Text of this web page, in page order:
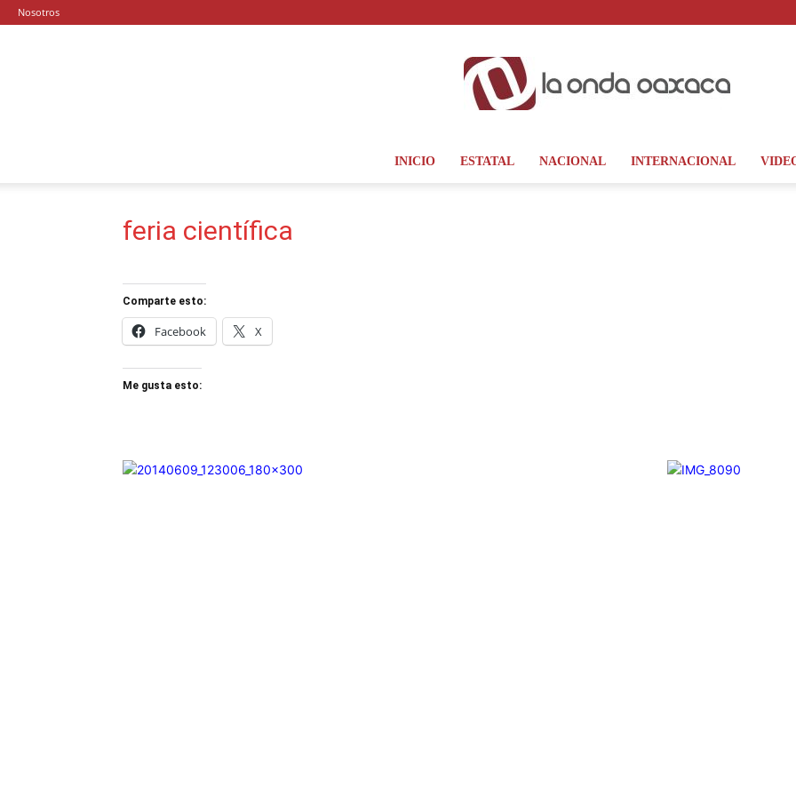
Nosotros
La
INICIO ESTATAL NACIONAL INTERNACIONAL
feria científica
Comparte esto:
Facebook X
Me gusta esto: